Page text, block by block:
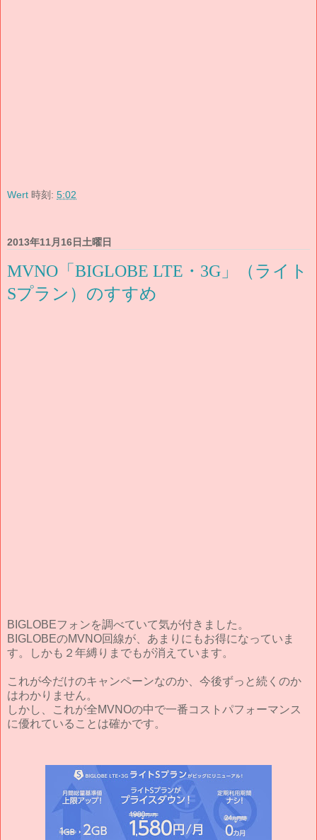
Wert 時刻: 5:02
2013年11月16日土曜日
MVNO「BIGLOBE LTE・3G」（ライト
Sプラン）のすすめ
BIGLOBEフォンを調べていて気が付きました。
BIGLOBEのMVNO回線が、あまりにもお得になっていま
す。しかも２年縛りまでもが消えています。
これが今だけのキャンペーンなのか、今後ずっと続くのか
はわかりません。
しかし、これが全MVNOの中で一番コストパフォーマンス
に優れていることは確かです。